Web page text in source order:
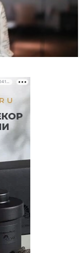
РЕКЛАМА • ООО «ДРУЖБА» ИНН 9704146411